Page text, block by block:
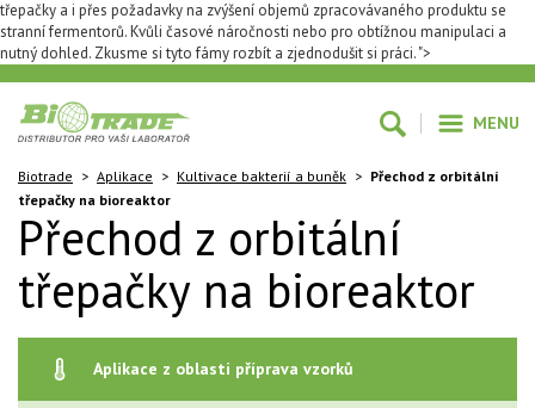
třepačky a i přes požadavky na zvýšení objemů zpracovávaného produktu se
stranní fermentorů. Kvůli časové náročnosti nebo pro obtížnou manipulaci a
nutný dohled. Zkusme si tyto fámy rozbít a zjednodušit si práci. ">
MENU
Biotrade > Aplikace > Kultivace bakterií a buněk > Přechod z orbitální
třepačky na bioreaktor
Přechod z orbitální
třepačky na bioreaktor
Aplikace z oblasti příprava vzorků